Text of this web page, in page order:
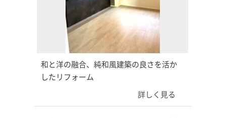
和と洋の融合、純和風建築の良さを活か
したリフォーム
詳しく見る